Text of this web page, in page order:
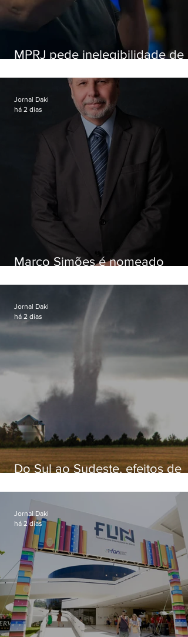
MPRJ pede inelegibilidade de
Marco Simões é nomeado
Jornal Daki
há 2 dias
Do Sul ao Sudeste, efeitos de
apreensão na população
Jornal Daki
há 2 dias
Jornal Daki
há 2 dias